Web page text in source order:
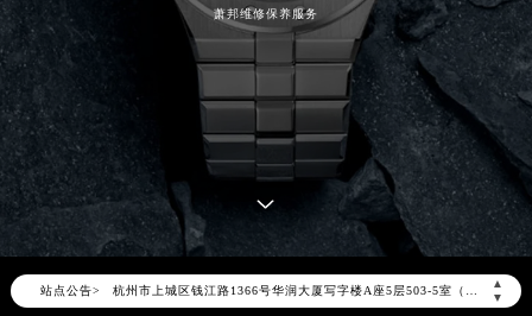
萧邦维修保养服务
站点公告>
▲
▼
徐州市鼓楼区淮海东路29号苏宁广场IFC国际金融中心写字楼35层3508室（需提前预约）
扬州市邗江区国展路29号星耀天地写字楼1号楼18层1803室（需提前预约）
盐城市盐都区世纪大道5号盐城金融城写字楼1号楼16层1604室（需提前预约）
宁波市江北区大闸南路500号来福士广场办公楼20层2009室（需提前预约）
杭州市上城区钱江路1366号华润大厦写字楼A座5层503-5室（需提前预约）